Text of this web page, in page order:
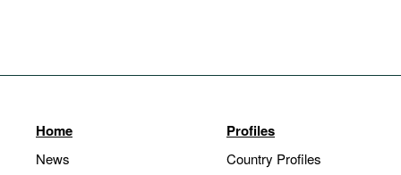
Home
News
Profiles
Country Profiles